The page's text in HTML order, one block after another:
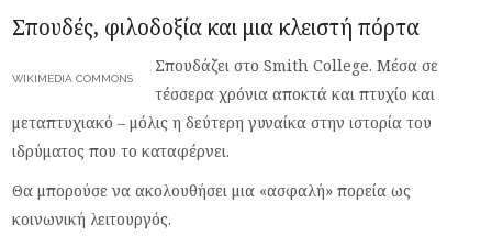
Σπουδές, φιλοδοξία και μια κλειστή πόρτα
WIKIMEDIA COMMONS
Σπουδάζει στο Smith College. Μέσα σε
τέσσερα χρόνια αποκτά και πτυχίο και
μεταπτυχιακό – μόλις η δεύτερη γυναίκα στην ιστορία του
ιδρύματος που το καταφέρνει.
Θα μπορούσε να ακολουθήσει μια «ασφαλή» πορεία ως
κοινωνική λειτουργός.